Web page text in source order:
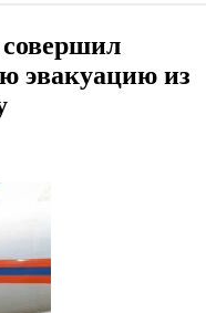
эвакуацию из